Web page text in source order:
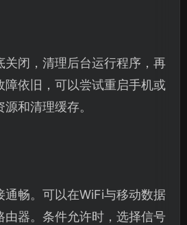
关闭，清理后台运行程序，再
障依旧，可以尝试重启手机或
和清理缓存。
通畅。可以在WiFi与移动数据
由器。条件允许时，选择信号